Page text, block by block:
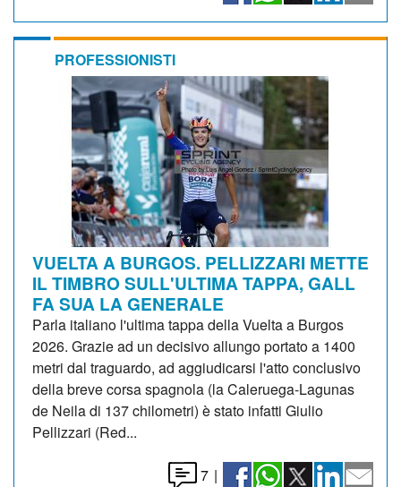
PROFESSIONISTI
VUELTA A BURGOS. PELLIZZARI METTE
IL TIMBRO SULL'ULTIMA TAPPA, GALL
FA SUA LA GENERALE
Parla italiano l'ultima tappa della Vuelta a Burgos
2026. Grazie ad un decisivo allungo portato a 1400
metri dal traguardo, ad aggiudicarsi l'atto conclusivo
della breve corsa spagnola (la Caleruega-Lagunas
de Neila di 137 chilometri) è stato infatti Giulio
Pellizzari (Red...
7 |